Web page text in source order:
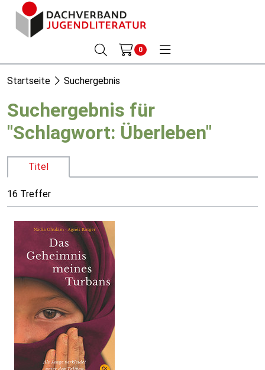
0
Startseite Suchergebnis
Suchergebnis für
"Schlagwort: Überleben"
Titel
16 Treffer